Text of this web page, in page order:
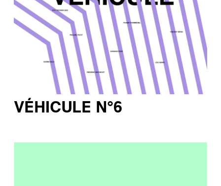
VÉHICULE N°6